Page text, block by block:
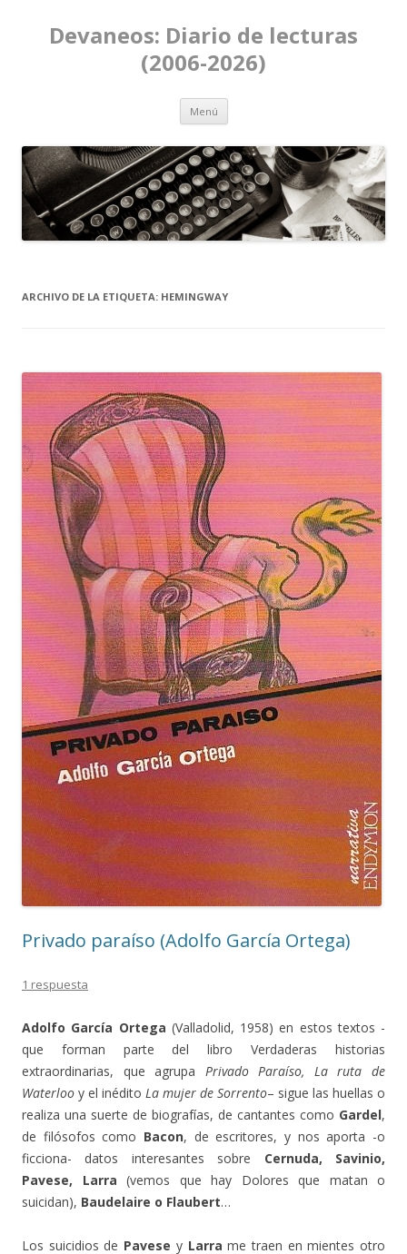
Devaneos: Diario de lecturas
(2006-2026)
Menú Ir al contenido
ARCHIVO DE LA ETIQUETA: HEMINGWAY
Privado paraíso (Adolfo García Ortega)
1 respuesta
Adolfo García Ortega (Valladolid, 1958) en estos textos -
que forman parte del libro Verdaderas historias
extraordinarias, que agrupa Privado Paraíso, La ruta de
Waterloo y el inédito La mujer de Sorrento– sigue las huellas o
realiza una suerte de biografías, de cantantes como Gardel,
de filósofos como Bacon, de escritores, y nos aporta -o
ficciona- datos interesantes sobre Cernuda, Savinio,
Pavese, Larra (vemos que hay Dolores que matan o
suicidan), Baudelaire o Flaubert…
Los suicidios de Pavese y Larra me traen en mientes otro